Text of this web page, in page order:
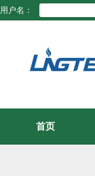
用户名：
首页